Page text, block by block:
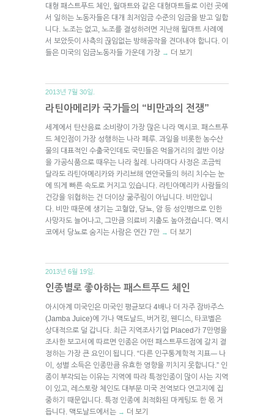
대형 패스트푸드 체인, 월마트와 같은 대형마트들로 이런 곳에
서 일하는 노동자들은 대개 최저임금 수준의 임금을 받고 일합
니다. 노조는 없고, 노조를 결성하려면 지난해 월마트 사례에
서 보았듯이 사측의 끊임없는 방해공작을 견뎌내야 합니다. 이
들은 미국의 임금노동자들 가운데 가장 → 더 보기
2013년 7월 30일.
라틴아메리카 국가들의 “비만과의 전쟁”
세계에서 탄산음료 소비량이 가장 많은 나라 멕시코. 패스트푸
드 체인점이 가장 성행하는 나라 페루. 과일을 비롯한 농수산
물의 대표적인 수출국인데도 국민들은 먹을거리의 절반 이상
을 가공식품으로 때우는 나라 칠레. 나라마다 사정은 조금씩
달라도 라틴아메리카와 카리브해 연안국들의 허리 치수는 눈
에 띄게 빠른 속도로 커지고 있습니다. 라틴아메리카 사람들의
건강을 위협하는 건 더이상 굶주림이 아닙니다. 비만입니
다. 비만 때문에 생기는 고혈압, 당뇨, 암 등 성인병으로 인한
사망자도 늘어나고, 그만큼 의료비 지출도 높아졌습니다. 멕시
코에서 당뇨로 숨지는 사람은 연간 7만 → 더 보기
2013년 6월 19일.
인종별로 좋아하는 패스트푸드 체인
아시아계 미국인은 미국인 평균보다 4배나 더 자주 잠바주스
(Jamba Juice)에 가나 맥도날드, 버거킹, 웬디스, 타코벨은
상대적으로 덜 갑니다. 최근 지역조사기업 Placed가 7만명을
조사한 보고서에 따르면 인종은 어떤 패스트푸드점에 갈지 결
정하는 가장 큰 요인이 됩니다. “다른 인구통계학적 지표ㅡ 나
이, 성별 소득은 인종만큼 유효한 영향을 끼치지 못합니다.” 인
종이 부각되는 이유는 지역에 따라 특정인종이 많이 사는 지역
이 있고, 레스토랑 체인도 대부분 미국 전역보다 연고지에 집
중하기 때문입니다. 특정 인종에 최적화된 마케팅도 한 몫 거
듭니다. 맥도날드에서는 → 더 보기